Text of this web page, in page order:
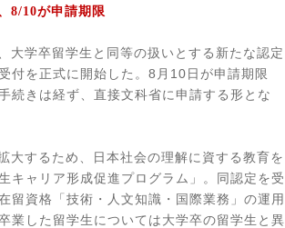
8/10が申請期限
大学卒留学生と同等の扱いとする新たな認定
付を正式に開始した。 8 月 10日が申請期限
続きは経ず、直接文科省に申請する形とな
大するため、日本社会の理解に資する教育を
キャリア形成促進プログラム」。同認定を受
留資格「技術・人文知識・国際業務」の運用
業した留学生については大学卒の留学生と異